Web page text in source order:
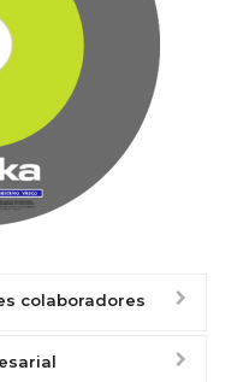
colaboradores